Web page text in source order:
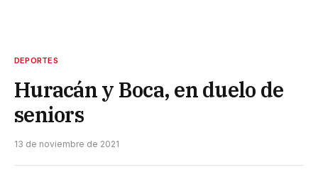
DEPORTES
Huracán y Boca, en duelo de
seniors
13 de noviembre de 2021